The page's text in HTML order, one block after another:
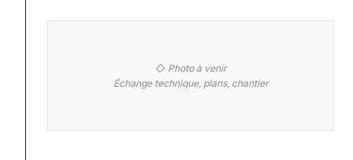
◇ Photo à venir
Échange technique, plans, chantier